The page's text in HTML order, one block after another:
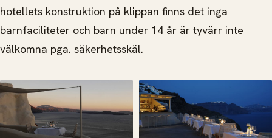
hotellets konstruktion på klippan finns det inga
barnfaciliteter och barn under 14 år är tyvärr inte
välkomna pga. säkerhetsskäl.